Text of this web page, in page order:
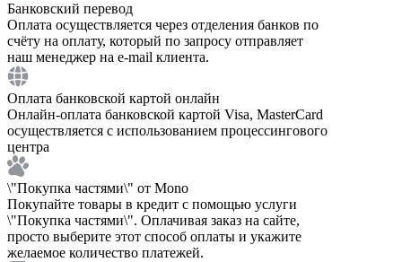
Банковский перевод
Оплата осуществляется через отделения банков по
счёту на оплату, который по запросу отправляет
наш менеджер на e-mail клиента.
Оплата банковской картой онлайн
Онлайн-оплата банковской картой Visa, MasterCard
осуществляется с использованием процессингового
центра
\"Покупка частями\" от Mono
Покупайте товары в кредит с помощью услуги
\"Покупка частями\". Оплачивая заказ на сайте,
просто выберите этот способ оплаты и укажите
желаемое количество платежей.